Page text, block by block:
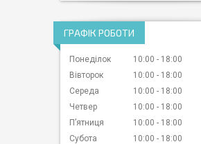
ГРАФІК РОБОТИ
Понеділок 10:00
18:00
Вівторок
10:00
18:00
Середа
10:00
18:00
Четвер
10:00
18:00
Пʼятниця
10:00
18:00
Субота
10:00
18:00